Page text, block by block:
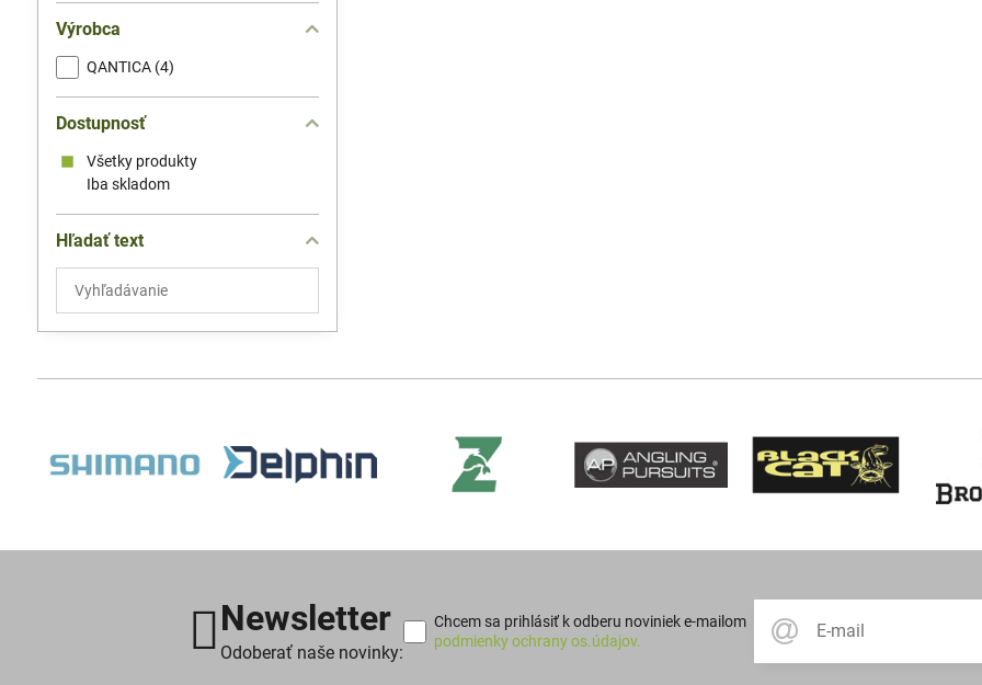
Výrobca
QANTICA (4)
Dostupnosť
Všetky produkty
Iba skladom
Hľadať text
Prehľadať
výsledky
filtra
Newsletter
Odoberať naše novinky:
Chcem sa prihlásiť k odberu noviniek e-mailom
podmienky ochrany os.údajov.